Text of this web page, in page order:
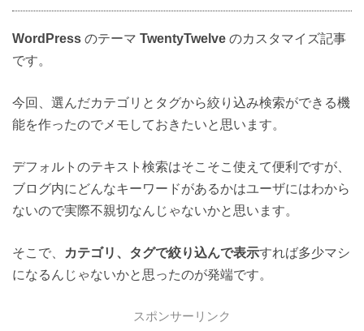
WordPress のテーマ TwentyTwelve のカスタマイズ記事
です。
今回、選んだカテゴリとタグから絞り込み検索ができる機
能を作ったのでメモしておきたいと思います。
デフォルトのテキスト検索はそこそこ使えて便利ですが、
ブログ内にどんなキーワードがあるかはユーザにはわから
ないので実際不親切なんじゃないかと思います。
そこで、 カテゴリ、タグで絞り込んで表示すれば多少マシ
になるんじゃないかと思ったのが発端です。
スポンサーリンク